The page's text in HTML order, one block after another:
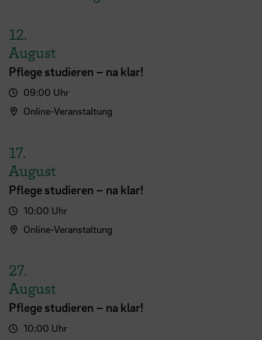
12.
August
Pflege studieren – na klar!
09:00 Uhr
Online-Veranstaltung
17.
August
Pflege studieren – na klar!
10:00 Uhr
Online-Veranstaltung
27.
August
Pflege studieren – na klar!
10:00 Uhr